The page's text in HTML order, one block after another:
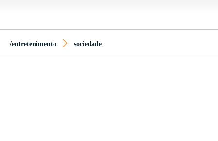
/entretenimento sociedade